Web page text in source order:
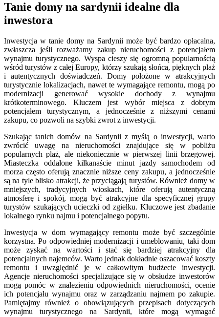
Tanie domy na sardynii idealne dla
inwestora
Inwestycja w tanie domy na Sardynii może być bardzo opłacalna,
zwłaszcza jeśli rozważamy zakup nieruchomości z potencjałem
wynajmu turystycznego. Wyspa cieszy się ogromną popularnością
wśród turystów z całej Europy, którzy szukają słońca, pięknych plaż
i autentycznych doświadczeń. Domy położone w atrakcyjnych
turystycznie lokalizacjach, nawet te wymagające remontu, mogą po
modernizacji generować wysokie dochody z wynajmu
krótkoterminowego. Kluczem jest wybór miejsca z dobrym
potencjałem turystycznym, a jednocześnie z niższymi cenami
zakupu, co pozwoli na szybki zwrot z inwestycji.
Szukając tanich domów na Sardynii z myślą o inwestycji, warto
zwrócić uwagę na nieruchomości znajdujące się w pobliżu
popularnych plaż, ale niekoniecznie w pierwszej linii brzegowej.
Miasteczka oddalone kilkanaście minut jazdy samochodem od
morza często oferują znacznie niższe ceny zakupu, a jednocześnie
są na tyle blisko atrakcji, że przyciągają turystów. Również domy w
mniejszych, tradycyjnych wioskach, które oferują autentyczną
atmosferę i spokój, mogą być atrakcyjne dla specyficznej grupy
turystów szukających ucieczki od zgiełku. Kluczowe jest zbadanie
lokalnego rynku najmu i potencjalnego popytu.
Inwestycja w dom wymagający remontu może być szczególnie
korzystna. Po odpowiedniej modernizacji i umeblowaniu, taki dom
może zyskać na wartości i stać się bardziej atrakcyjny dla
potencjalnych najemców. Warto jednak dokładnie oszacować koszty
remontu i uwzględnić je w całkowitym budżecie inwestycji.
Agencje nieruchomości specjalizujące się w obsłudze inwestorów
mogą pomóc w znalezieniu odpowiednich nieruchomości, ocenie
ich potencjału wynajmu oraz w zarządzaniu najmem po zakupie.
Pamiętajmy również o obowiązujących przepisach dotyczących
wynajmu turystycznego na Sardynii, które mogą wymagać